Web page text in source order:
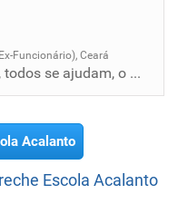
Funcionário), Ceará
Os funcionários são gente boa, todos se ajudam, o que acaba com a empresa são as donas.
Acalanto
Escola Acalanto